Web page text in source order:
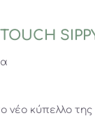
νέο κύπελλο